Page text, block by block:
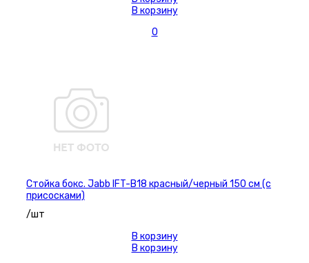
В корзину
0
Стойка бокс. Jabb IFT-B18 красный/черный 150 см (с
присосками)
/шт
В корзину
В корзину